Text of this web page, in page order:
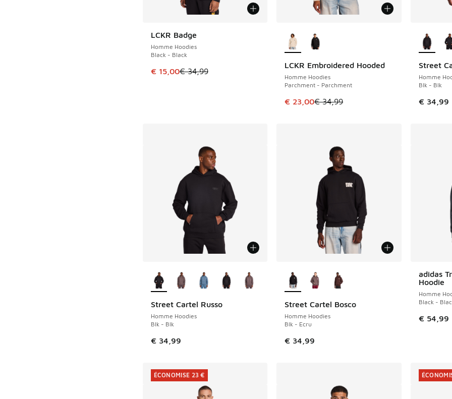
LCKR Badge
Homme Hoodies
Black - Black
Cet article est en promotion. Prix en baisse de € 34,99 à € 15,00
€ 15,00€ 34,99
ÉCONOMISE 19 €
LCKR Embroidered Hooded
Homme Hoodies
Parchment - Parchment
Cet article est en promotion. Prix en baisse
€ 23,00€ 34,99
ÉCONOMISE 11 € Street
Homme
Blk - Blk
€ 34,99
Street Cartel Russo
Homme Hoodies
Blk - Blk
€ 34,99
Street Cartel Bosco
Homme Hoodies
Blk - Ecru
€ 34,99
adidas
Hoodie
Homme
Black -
€ 54,99
ÉCONOMISE 23 €